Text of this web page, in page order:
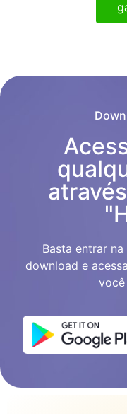
Basta entrar
download e